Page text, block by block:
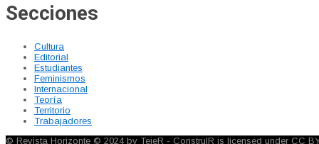
Secciones
Cultura
Editorial
Estudiantes
Feminismos
Internacional
Teoría
Territorio
Trabajadores
© Revista Horizonte © 2024 by TejeR - ConstruIR is licensed under CC